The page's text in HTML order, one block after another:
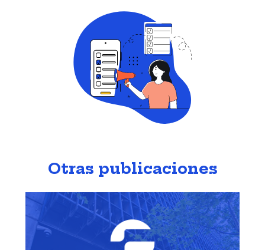
Otras publicaciones